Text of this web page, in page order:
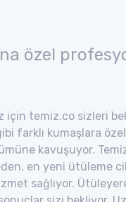
özel
için temiz.co sizleri
farklı kumaşlara
kavuşuyor.
en yeni ütüleme
sağlıyor.